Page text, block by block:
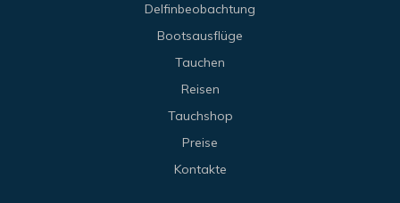
Delfinbeobachtung
Bootsausflüge
Tauchen
Reisen
Tauchshop
Preise
Kontakte